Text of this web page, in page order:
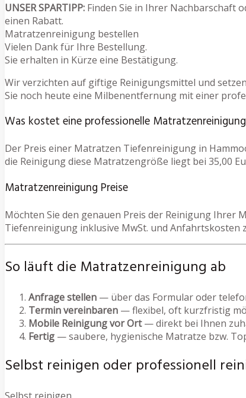
UNSER SPARTIPP: Finden Sie in Ihrer Nachbarschaft
einen Rabatt.
Matratzenreinigung bestellen
Vielen Dank für Ihre Bestellung.
Sie erhalten in Kürze eine Bestätigung.
Wir verzichten auf giftige Reinigungsmittel und
Sie noch heute eine Milbenentfernung mit einer
Was kostet eine professionelle
Der Preis einer Matratzen Tiefenreinigung in
die Reinigung diese Matratzengröße liegt bei 35,00
Matratzenreinigung Preise
Möchten Sie den genauen Preis der Reinigung
Tiefenreinigung inklusive MwSt. und
So läuft die Matratzenreinigung ab
Anfrage stellen — über das Formular oder
Termin vereinbaren — flexibel, oft kurzfristig
Mobile Reinigung vor Ort— direkt bei Ihnen
Fertig — saubere, hygienische Matratze bzw.
Selbst reinigen oder professionell